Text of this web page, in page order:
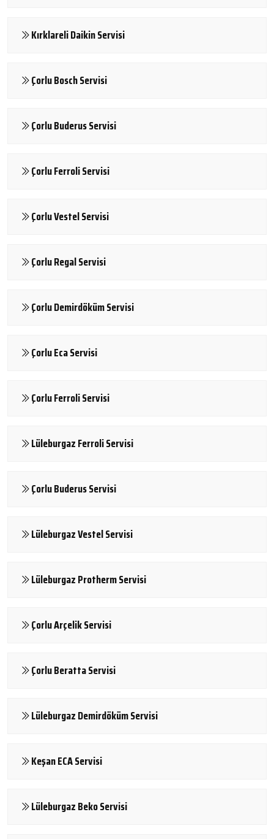
Kırklareli Daikin Servisi
Çorlu Bosch Servisi
Çorlu Buderus Servisi
Çorlu Ferroli Servisi
Çorlu Vestel Servisi
Çorlu Regal Servisi
Çorlu Demirdöküm Servisi
Çorlu Eca Servisi
Çorlu Ferroli Servisi
Lüleburgaz Ferroli Servisi
Çorlu Buderus Servisi
Lüleburgaz Vestel Servisi
Lüleburgaz Protherm Servisi
Çorlu Arçelik Servisi
Çorlu Beratta Servisi
Lüleburgaz Demirdöküm Servisi
Keşan ECA Servisi
Lüleburgaz Beko Servisi